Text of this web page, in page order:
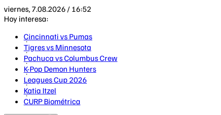
viernes, 7.08.2026 / 16:52
Hoy interesa:
Cincinnati vs Pumas
Tigres vs Minnesota
Pachuca vs Columbus Crew
K-Pop Demon Hunters
Leagues Cup 2026
Katia Itzel
CURP Biométrica